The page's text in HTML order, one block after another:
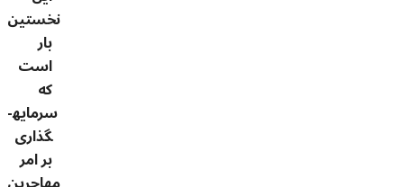
نخستین
بار
است
که
سرمایه­
گذاری
بر امر